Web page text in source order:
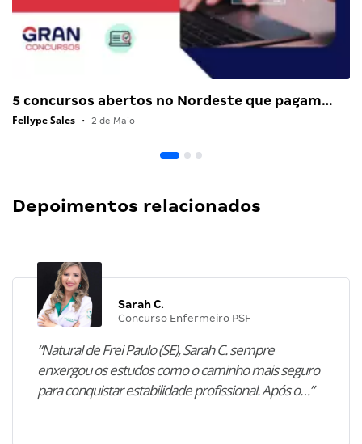
5 concursos abertos no Nordeste que pagam…
Fellype Sales • 2 de Maio
Depoimentos relacionados
Sarah C.
Concurso Enfermeiro PSF
“Natural de Frei Paulo (SE), Sarah C. sempre
enxergou os estudos como o caminho mais seguro
para conquistar estabilidade profissional. Após o…”